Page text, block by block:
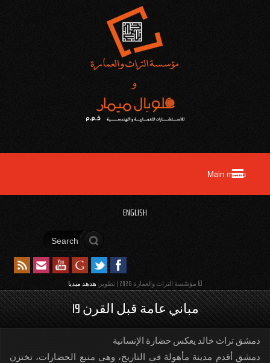
ENGLISH
ابحث
© مؤسّسة التراث والعمارة 2026 | تطوير: هدهد ميديا
مباني عامة قبل القرن 19
دمشق تراث خالد يعكس حضارة الإنسانية
دمشق أقدم مدينة مأهولة في التاريخ، وهي منبع الحضارات، تختزن